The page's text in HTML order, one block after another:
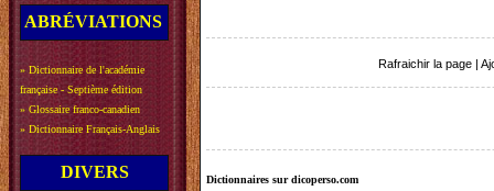
ABRÉVIATIONS
» Dictionnaire de l'académie
française - Septième édition
» Glossaire franco-canadien
» Dictionnaire Français-Anglais
DIVERS
Rafraichir la page
Dictionnaires sur dicoperso.com